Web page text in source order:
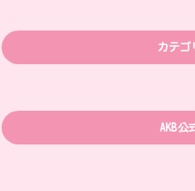
カテゴ
AKB公